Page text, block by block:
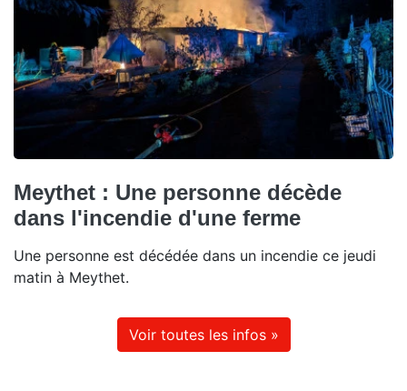
Meythet : Une personne décède
dans l'incendie d'une ferme
Une personne est décédée dans un incendie ce jeudi
matin à Meythet.
Voir toutes les infos »